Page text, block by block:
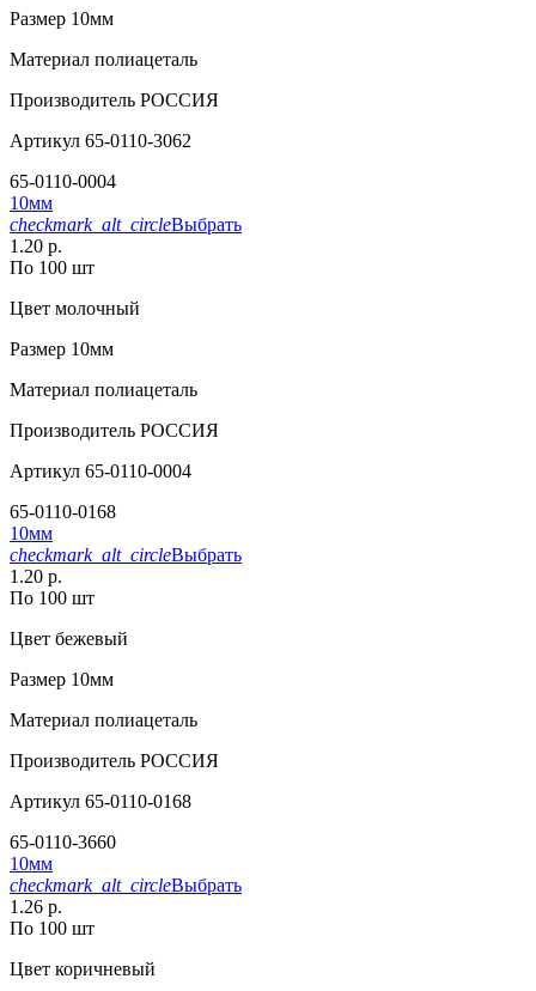
Размер 10мм
Материал полиацеталь
Производитель РОССИЯ
Артикул 65-0110-3062
65-0110-0004
10мм
checkmark_alt_circleВыбрать
1.20 р.
По 100 шт
Цвет молочный
Размер 10мм
Материал полиацеталь
Производитель РОССИЯ
Артикул 65-0110-0004
65-0110-0168
10мм
checkmark_alt_circleВыбрать
1.20 р.
По 100 шт
Цвет бежевый
Размер 10мм
Материал полиацеталь
Производитель РОССИЯ
Артикул 65-0110-0168
65-0110-3660
10мм
checkmark_alt_circleВыбрать
1.26 р.
По 100 шт
Цвет коричневый